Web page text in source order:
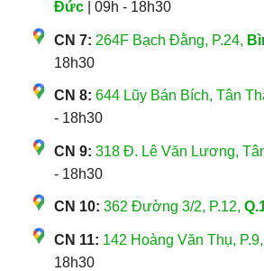
Đức | 09h - 18h30
CN 7: 264F Bạch Đằng, P.24,
18h30
CN 8: 644 Lũy Bán Bích, Tân
- 18h30
CN 9: 318 Đ. Lê Văn Lương,
- 18h30
CN 10: 362 Đường 3/2, P.12,
CN 11: 142 Hoàng Văn Thụ, P.9,
18h30